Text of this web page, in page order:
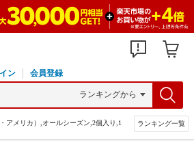
ン 会員登録
アメリカ）,オールシーズン,2個入り,1 ランキング一覧